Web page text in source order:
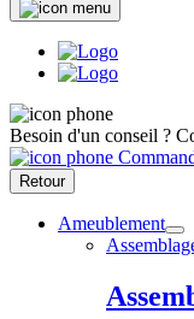
Besoin d'un conseil ?
Retour
Ameublement